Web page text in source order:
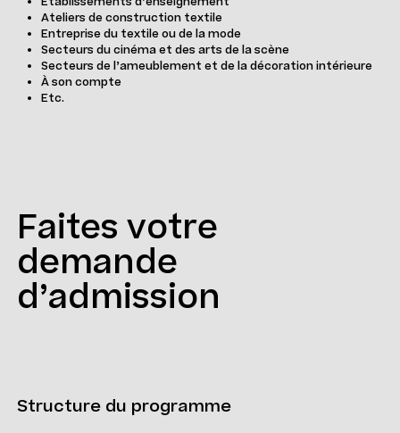
Ateliers de construction textile
Entreprise du textile ou de la mode
Secteurs du cinéma et des arts de la scène
Secteurs de l’ameublement et de la décoration intérieure
À son compte
Etc.
Faites votre
demande
d’admission
Structure du programme